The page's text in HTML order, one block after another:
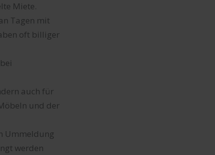
Miete.
Tagen mit
oft billiger
auch für
und der
Ummeldung
werden